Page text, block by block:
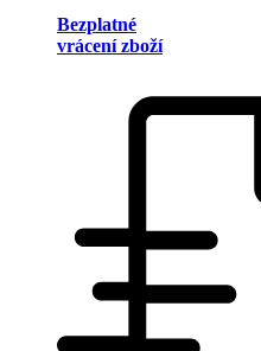
Bezplatné
vrácení zboží